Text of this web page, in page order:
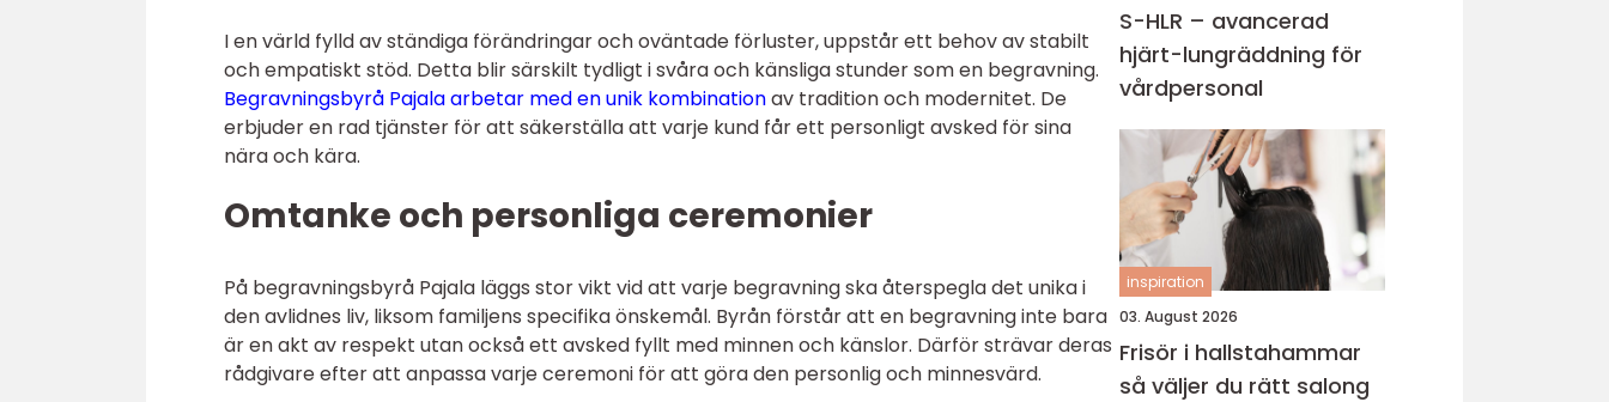
I en värld fylld av ständiga förändringar och oväntade förluster, uppstår ett behov av stabilt
och empatiskt stöd. Detta blir särskilt tydligt i svåra och känsliga stunder som en begravning.
Begravningsbyrå Pajala arbetar med en unik kombinationav tradition och modernitet. De
erbjuder en rad tjänster för att säkerställa att varje kund får ett personligt avsked för sina
nära och kära.
Omtanke och personliga ceremonier
På begravningsbyrå Pajala läggs stor vikt vid att varje begravning ska återspegla det unika i
den avlidnes liv, liksom familjens specifika önskemål. Byrån förstår att en begravning inte bara
är en akt av respekt utan också ett avsked fyllt med minnen och känslor. Därför strävar deras
rådgivare efter att anpassa varje ceremoni för att göra den personlig och minnesvärd.
S-HLR – avancerad
hjärt-lungräddning för
vårdpersonal
inspiration
03. August 2026
Frisör i hallstahammar
så väljer du rätt salong